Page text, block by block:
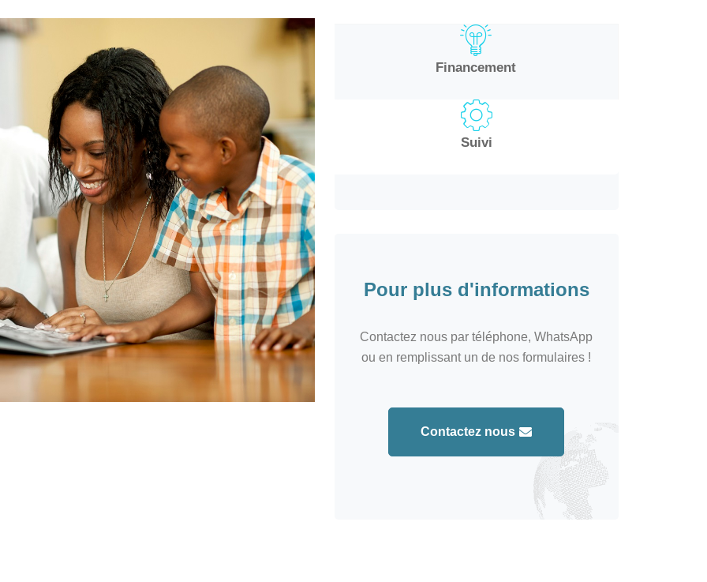
Financement
Suivi
Pour plus d'informations
Contactez nous par téléphone, WhatsApp
ou en remplissant un de nos formulaires !
Contactez nous